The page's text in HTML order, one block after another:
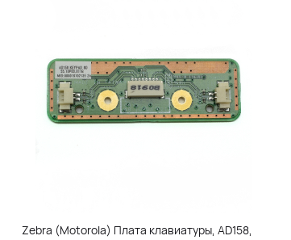
Zebra (Motorola) Плата клавиатуры, AD158,